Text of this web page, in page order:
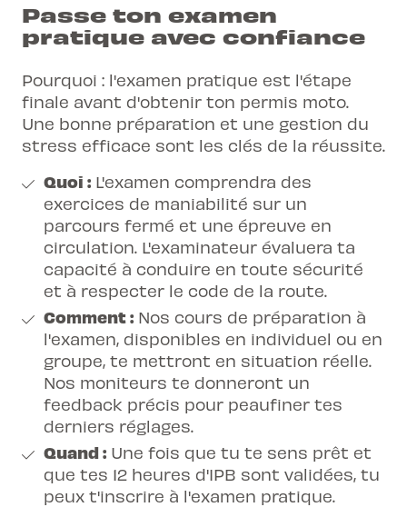
Passe ton examen
pratique avec confiance
Pourquoi : l'examen pratique est l'étape
finale avant d'obtenir ton permis moto.
Une bonne préparation et une gestion du
stress efficace sont les clés de la réussite.
Quoi : L'examen comprendra des
exercices de maniabilité sur un
parcours fermé et une épreuve en
circulation. L'examinateur évaluera ta
capacité à conduire en toute sécurité
et à respecter le code de la route.
Comment : Nos cours de préparation à
l'examen, disponibles en individuel ou en
groupe, te mettront en situation réelle.
Nos moniteurs te donneront un
feedback précis pour peaufiner tes
derniers réglages.
Quand : Une fois que tu te sens prêt et
que tes 12 heures d'IPB sont validées, tu
peux t'inscrire à l'examen pratique.